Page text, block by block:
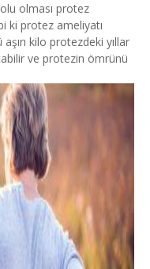
olması protez
ki protez ameliyatı
kilo protezdeki yıllar
ve protezin ömrünü